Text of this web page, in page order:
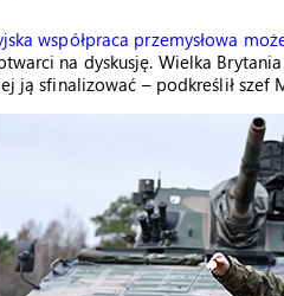
współpraca przemysłowa
na dyskusję. Wielka
ją sfinalizować – podkreślił szef